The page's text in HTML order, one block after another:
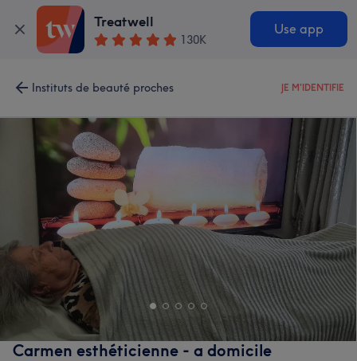
Treatwell
130K
Use app
Instituts de beauté proches JE M'IDENTIFIE
Carmen esthéticienne - a domicile